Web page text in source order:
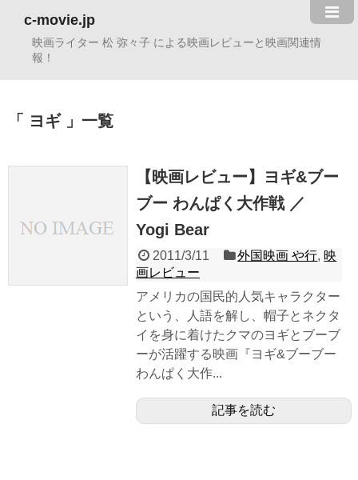
c-movie.jp
映画ライター 松 弥々子 による映画レビューと映画関連情
報！
ヨギ 一覧
【映画レビュー】ヨギ&ブー
ブー わんぱく大作戦 ／
Yogi Bear
2011/3/11 外国映画 や行, 映
画レビュー
アメリカの国民的人気キャラクター
という、人語を解し、帽子とネクタ
イを身に着けたクマのヨギとブーブ
ーが活躍する映画『ヨギ&ブーブー
わんぱく大作...
記事を読む